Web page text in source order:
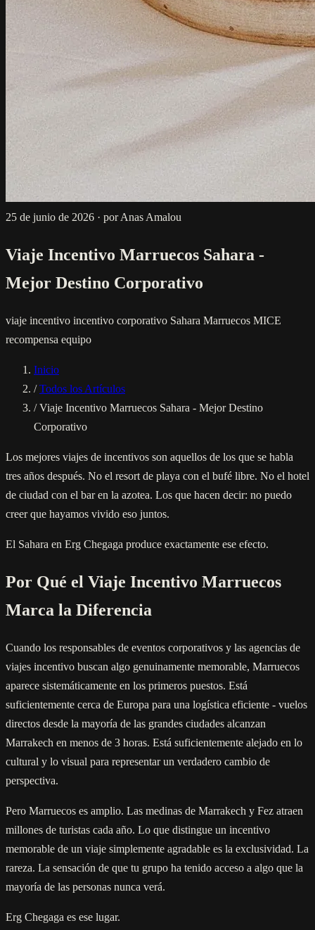
25 de junio de 2026 · por Anas Amalou
Viaje Incentivo Marruecos Sahara -
Mejor Destino Corporativo
viaje incentivo incentivo corporativo Sahara Marruecos MICE
recompensa equipo
Inicio
/ Todos los Artículos
/ Viaje Incentivo Marruecos Sahara - Mejor Destino
Corporativo
Los mejores viajes de incentivos son aquellos de los que se habla
tres años después. No el resort de playa con el bufé libre. No el hotel
de ciudad con el bar en la azotea. Los que hacen decir: no puedo
creer que hayamos vivido eso juntos.
El Sahara en Erg Chegaga produce exactamente ese efecto.
Por Qué el Viaje Incentivo Marruecos
Marca la Diferencia
Cuando los responsables de eventos corporativos y las agencias de
viajes incentivo buscan algo genuinamente memorable, Marruecos
aparece sistemáticamente en los primeros puestos. Está
suficientemente cerca de Europa para una logística eficiente - vuelos
directos desde la mayoría de las grandes ciudades alcanzan
Marrakech en menos de 3 horas. Está suficientemente alejado en lo
cultural y lo visual para representar un verdadero cambio de
perspectiva.
Pero Marruecos es amplio. Las medinas de Marrakech y Fez atraen
millones de turistas cada año. Lo que distingue un incentivo
memorable de un viaje simplemente agradable es la exclusividad. La
rareza. La sensación de que tu grupo ha tenido acceso a algo que la
mayoría de las personas nunca verá.
Erg Chegaga es ese lugar.